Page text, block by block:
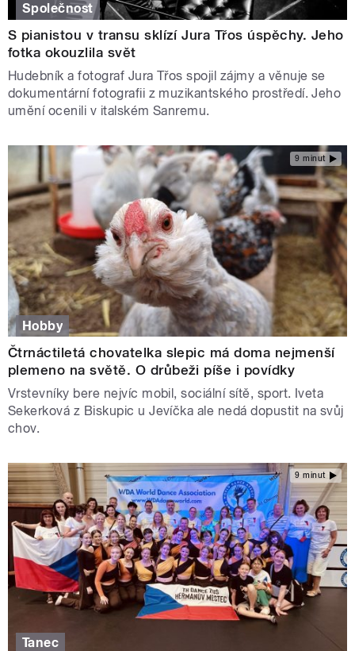
Společnost
S pianistou v transu sklízí Jura Třos úspěchy. Jeho
fotka okouzlila svět
Hudebník a fotograf Jura Třos spojil zájmy a věnuje se
dokumentární fotografii z muzikantského prostředí. Jeho
umění ocenili v italském Sanremu.
9 minut
Hobby
Čtrnáctiletá chovatelka slepic má doma nejmenší
plemeno na světě. O drůbeži píše i povídky
Vrstevníky bere nejvíc mobil, sociální sítě, sport. Iveta
Sekerková z Biskupic u Jevíčka ale nedá dopustit na svůj
chov.
9 minut
Tanec